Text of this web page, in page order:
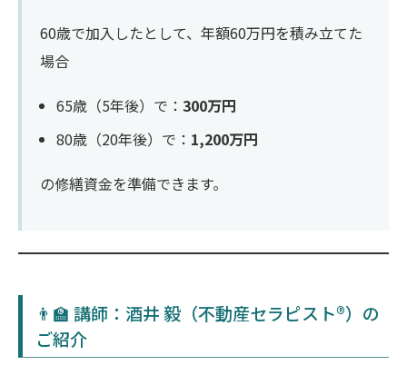
60歳で加入したとして、年額60万円を積み立てた
場合
65歳（5年後）で： 300万円
80歳（20年後）で： 1,200万円
の修繕資金を準備できます。
👨‍🏫 講師：酒井 毅（不動産セラピスト®）の
ご紹介